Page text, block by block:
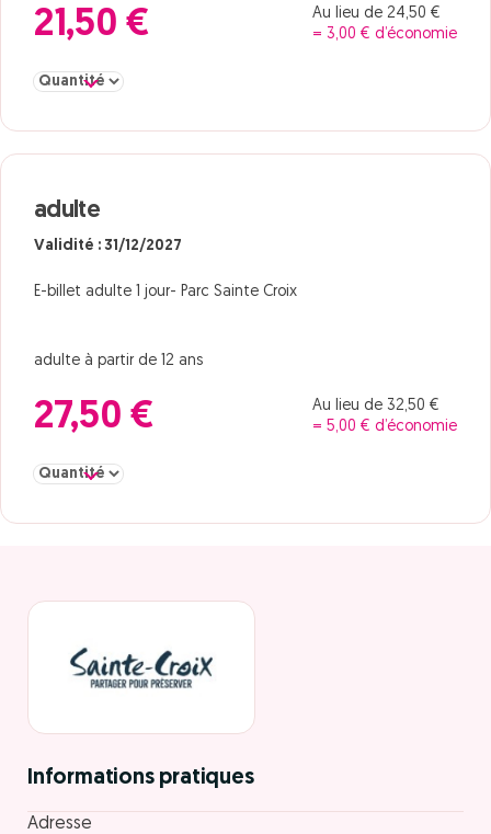
21,50 €
Au lieu de 24,50 €
= 3,00 € d’économie
Sélectionner la quantité pour enfant
adulte
Validité : 31/12/2027
E-billet adulte 1 jour- Parc Sainte Croix
adulte à partir de 12 ans
27,50 €
Au lieu de 32,50 €
= 5,00 € d’économie
Sélectionner la quantité pour adulte
Informations pratiques
Adresse